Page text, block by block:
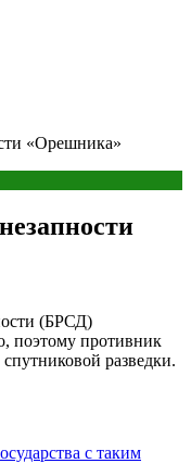
«Орешника»
(БРСД)
поэтому противник
разведки.
с таким